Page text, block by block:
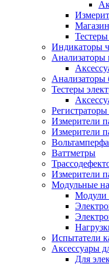
Тестеры
Индикаторы
Анализаторы
Анализаторы
Тестеры
Регистраторы
Измерители
Измерители
Ваттметры
Измерители
Модульные
Модули
Испытатели
Аксессуары
Для